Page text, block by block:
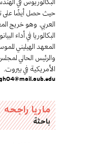
حيث حصل أيضًا على
العربي. وهو خريج
البكالوريا في أداء
المعهد الهيليني
والرئيس الحالي
الأمريكية في بيروت.
ماريا راجحه
باحثة